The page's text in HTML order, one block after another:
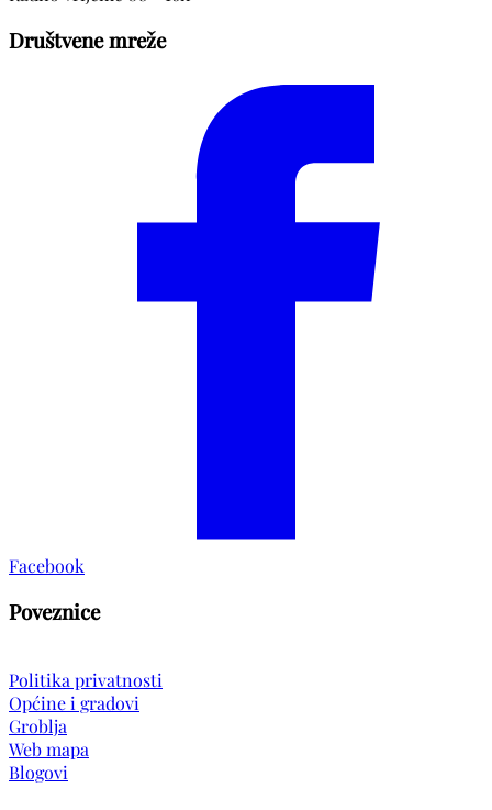
Društvene mreže
Facebook
Poveznice
Politika privatnosti
Općine i gradovi
Groblja
Web mapa
Blogovi